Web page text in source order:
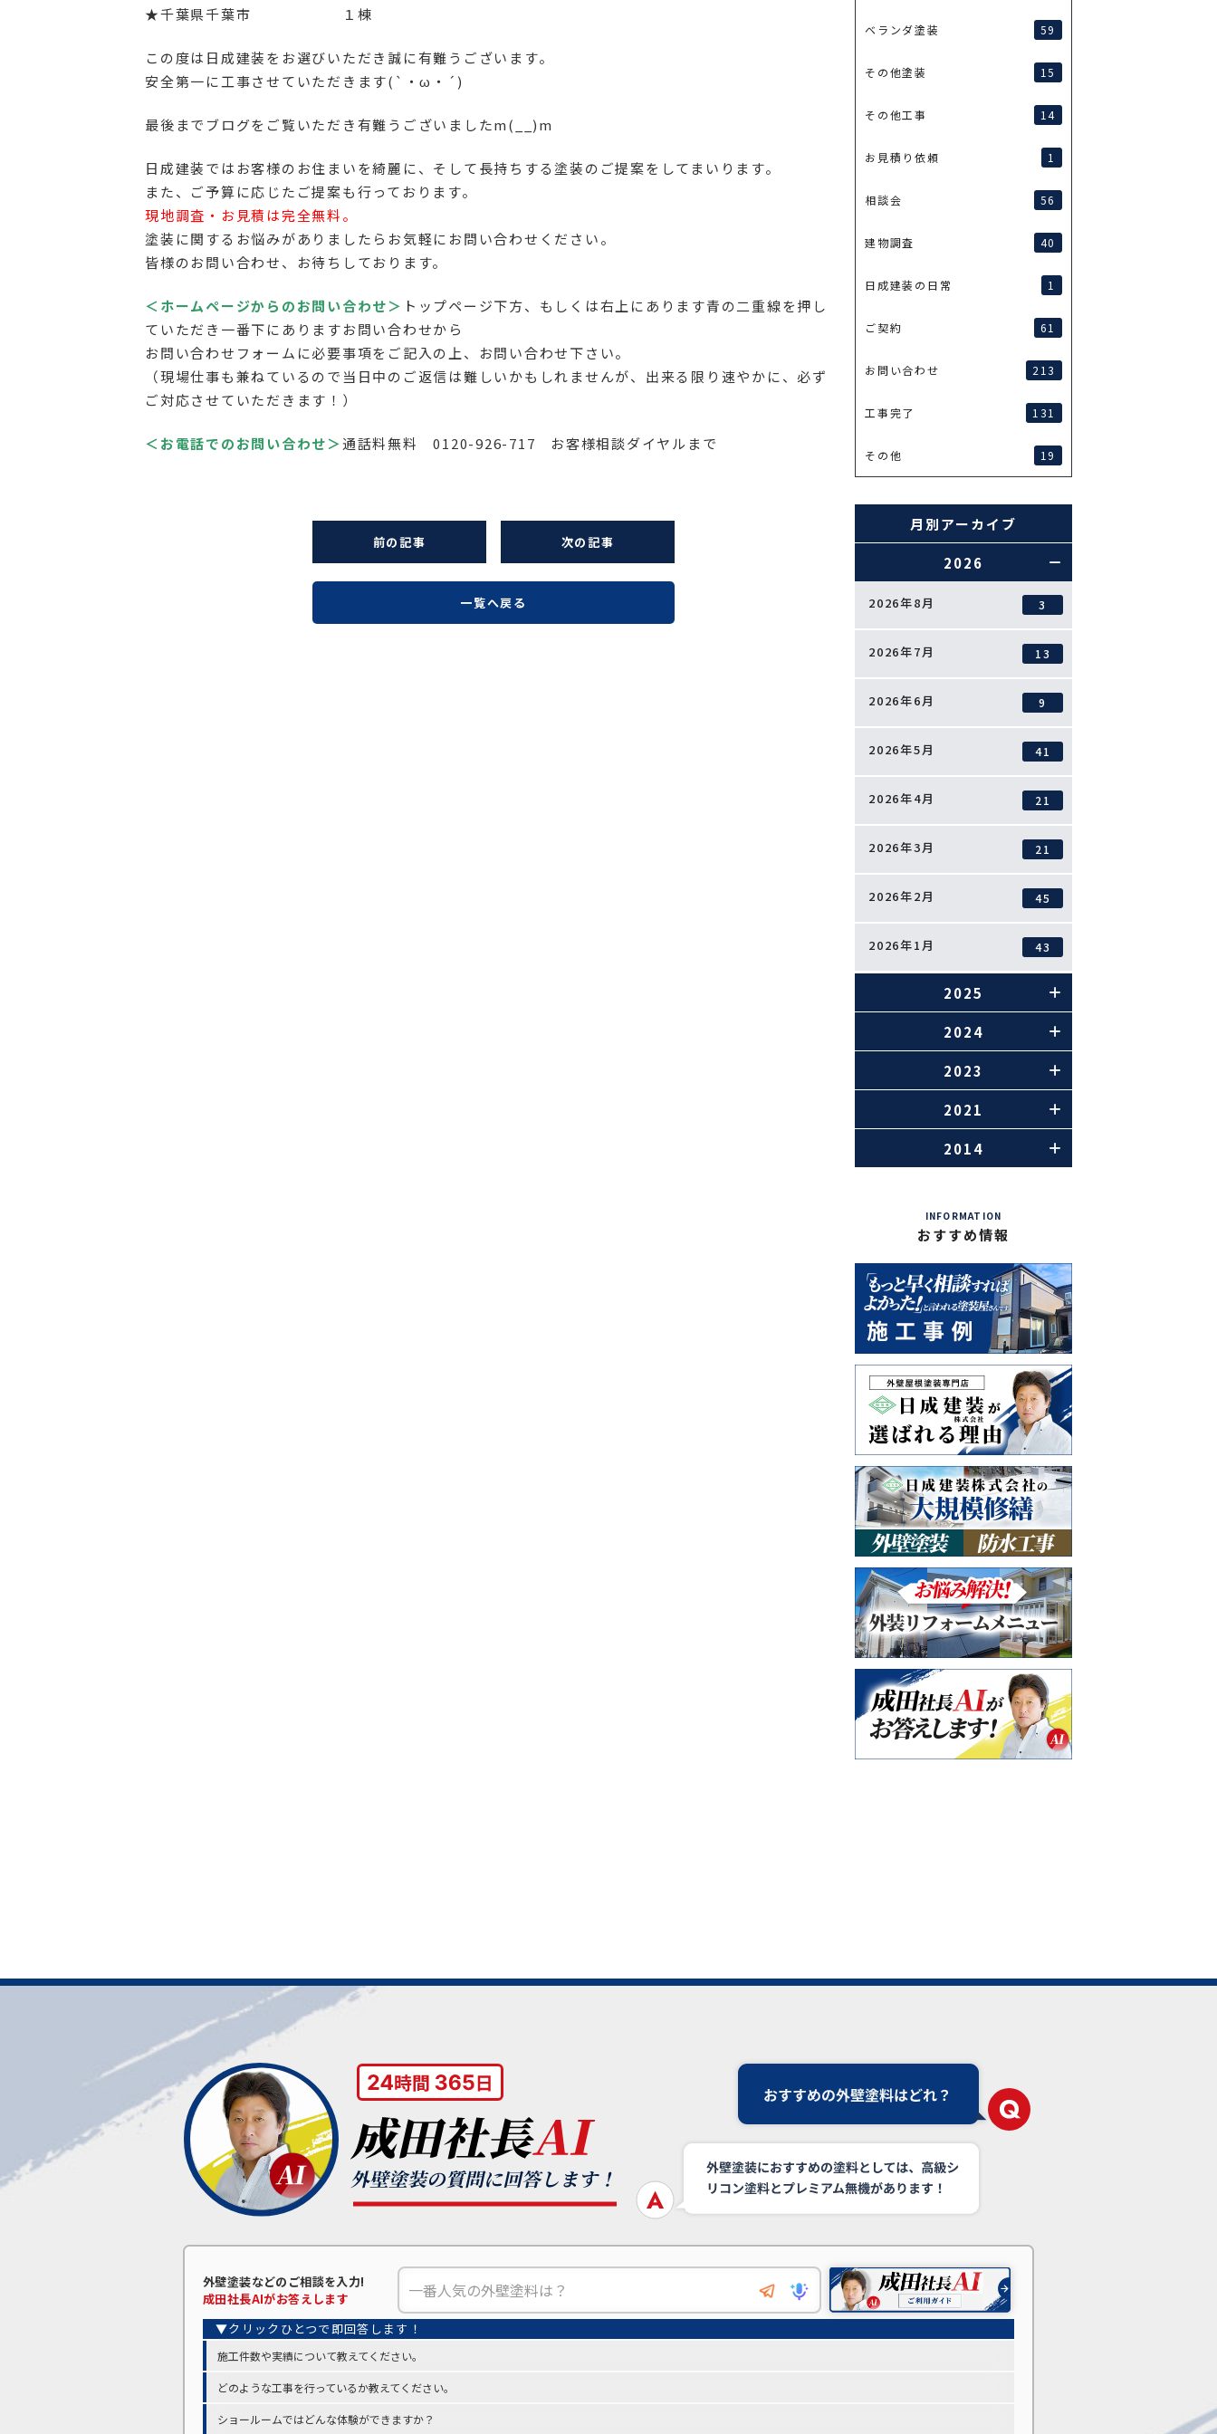
★千葉県千葉市 １棟
この度は日成建装をお選びいただき誠に有難うございます。
安全第一に工事させていただきます(`・ω・´)
最後までブログをご覧いただき有難うございましたm(__)m
日成建装ではお客様のお住まいを綺麗に、そして長持ちする塗装のご提案をしてまいります。
また、ご予算に応じたご提案も行っております。
現地調査・お見積は完全無料。
塗装に関するお悩みがありましたらお気軽にお問い合わせください。
皆様のお問い合わせ、お待ちしております。
＜ホームページからのお問い合わせ＞ トップページ下方、もしくは右上にあります青の二重線を押し
ていただき一番下にありますお問い合わせから
お問い合わせフォームに必要事項をご記入の上、お問い合わせ下さい。
（現場仕事も兼ねているので当日中のご返信は難しいかもしれませんが、出来る限り速やかに、必ず
ご対応させていただきます！）
＜お電話でのお問い合わせ＞通話料無料 0120-926-717 お客様相談ダイヤルまで
前の記事 次の記事
一覧へ戻る
ベランダ塗装 59
その他塗装 15
その他工事 14
お見積り依頼 1
相談会 56
建物調査 40
日成建装の日常 1
ご契約 61
お問い合わせ 213
工事完了 131
その他 19
月別アーカイブ
2026
2026年8月 3
2026年7月 13
2026年6月 9
2026年5月 41
2026年4月 21
2026年3月 21
2026年2月 45
2026年1月 43
2025
2024
2023
2021
2014
INFORMATION
おすすめ情報
外壁塗装などの ご相談を入力!
成田社長AIがお答えします
施工件数や実績について教えてください。
どのような工事を行っているか教えてください。
ショールームではどんな体験ができますか？